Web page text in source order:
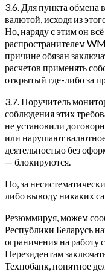
3.6. Для пункта обмена
валютой, исходя из
Но, наряду с этим он всё
распространителем
причине обязан
расчетов применять
открытый где-либо за
3.7. Поручитель
соблюдения этих
не установили
или нарушают
деятельностью без
— блокируются.
Но, за
либо выводу никаких
Резюммируя, можем
Республики Беларусь
ограничения на работу
Нерезидентам
Технобанк, понятное